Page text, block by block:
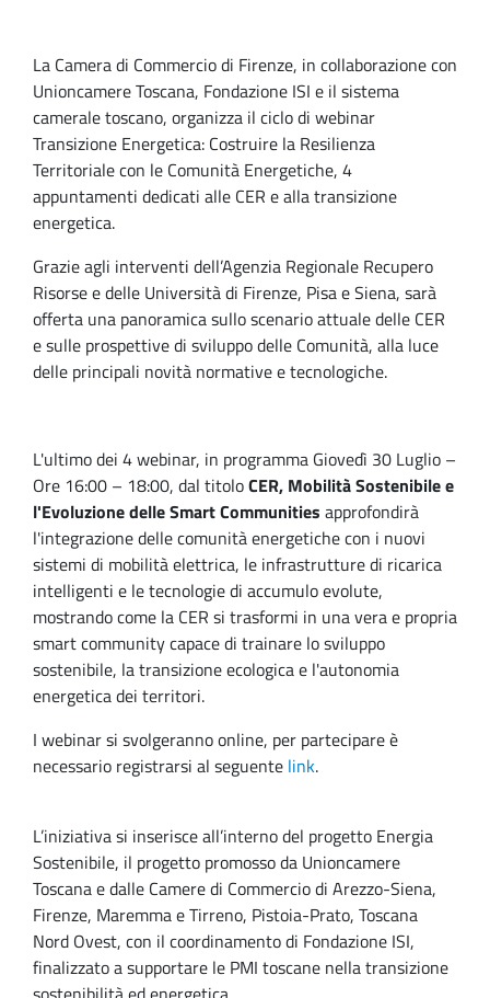
La Camera di Commercio di Firenze, in collaborazione con
Unioncamere Toscana, Fondazione ISI e il sistema
camerale toscano, organizza il ciclo di webinar
Transizione Energetica: Costruire la Resilienza
Territoriale con le Comunità Energetiche, 4
appuntamenti dedicati alle CER e alla transizione
energetica.
Grazie agli interventi dell’Agenzia Regionale Recupero
Risorse e delle Università di Firenze, Pisa e Siena, sarà
offerta una panoramica sullo scenario attuale delle CER
e sulle prospettive di sviluppo delle Comunità, alla luce
delle principali novità normative e tecnologiche.
L'ultimo dei 4 webinar, in programma Giovedì 30 Luglio –
Ore 16:00 – 18:00, dal titoloCER, Mobilità Sostenibile e
l'Evoluzione delle Smart Communities approfondirà
l'integrazione delle comunità energetiche con i nuovi
sistemi di mobilità elettrica, le infrastrutture di ricarica
intelligenti e le tecnologie di accumulo evolute,
mostrando come la CER si trasformi in una vera e propria
smart community capace di trainare lo sviluppo
sostenibile, la transizione ecologica e l'autonomia
energetica dei territori.
I webinar si svolgeranno online, per partecipare è
necessario registrarsi al seguente link.
L’iniziativa si inserisce all’interno del progetto Energia
Sostenibile, il progetto promosso da Unioncamere
Toscana e dalle Camere di Commercio di Arezzo-Siena,
Firenze, Maremma e Tirreno, Pistoia-Prato, Toscana
Nord Ovest, con il coordinamento di Fondazione ISI,
finalizzato a supportare le PMI toscane nella transizione